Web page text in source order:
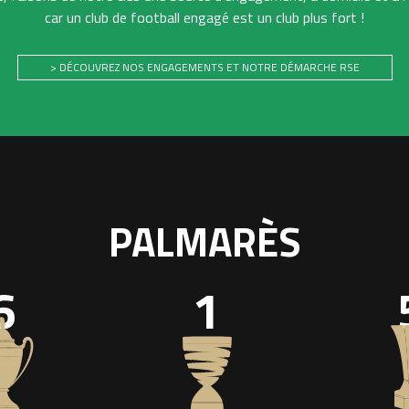
car un club de football engagé est un club plus fort !
> DÉCOUVREZ NOS ENGAGEMENTS ET NOTRE DÉMARCHE RSE
PALMARÈS
1